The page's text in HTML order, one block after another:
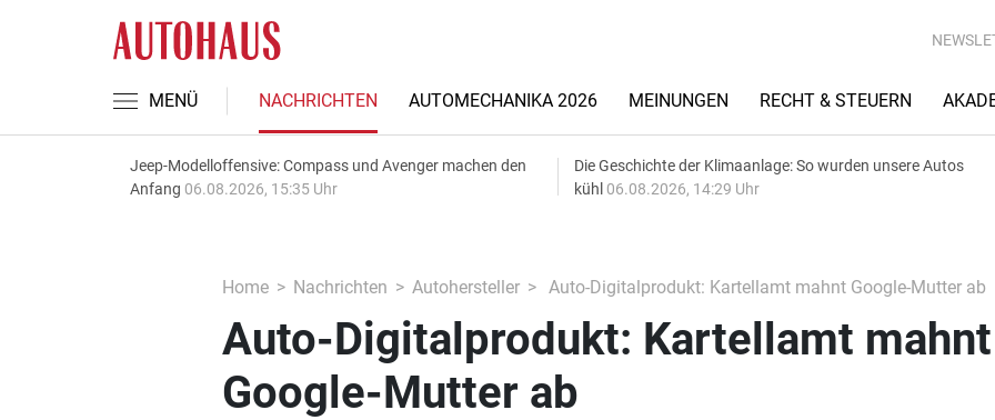
MENÜ NACHRICHTEN AUTOMECHANIKA 2026 MEINUNGEN RECHT & STEUERN
Jeep-Modelloffensive: Compass und Avenger machen den
Anfang 06.08.2026, 15:35 Uhr
Die Geschichte der Klimaanlage: So wurden unsere Autos
kühl 06.08.2026, 14:29 Uhr
Home Nachrichten Autohersteller Auto-Digitalprodukt: Kartellamt mahnt Google-Mutter ab
Auto-Digitalprodukt: Kartellamt mahnt
Google-Mutter ab